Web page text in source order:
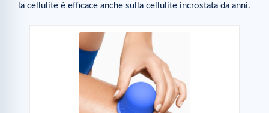
la cellulite è efficace anche sulla cellulite incrostata da anni.